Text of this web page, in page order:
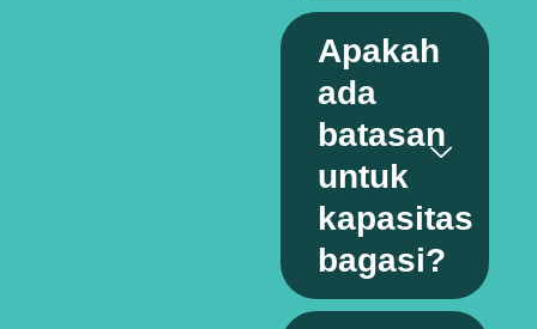
Apakah
ada
batasan
untuk
kapasitas
bagasi?